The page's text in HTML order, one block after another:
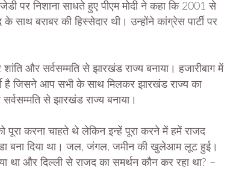
पर निशाना साधते हुए पीएम मोदी ने कहा कि 2001 से
बराबर की हिस्सेदार थी। उन्होंने कांग्रेस पार्टी पर
और सर्वसम्मति से झारखंड राज्य बनाया। हजारीबाग में
है जिसने आप सभी के साथ मिलकर झारखंड राज्य का
से झारखंड राज्य बनाया।
करना चाहते थे लेकिन इन्हें पूरा करने में हमें राजद
बना दिया था। जल, जंगल, जमीन की खुलेआम लूट हुई।
था और दिल्ली से राजद का समर्थन कौन कर रहा था? –